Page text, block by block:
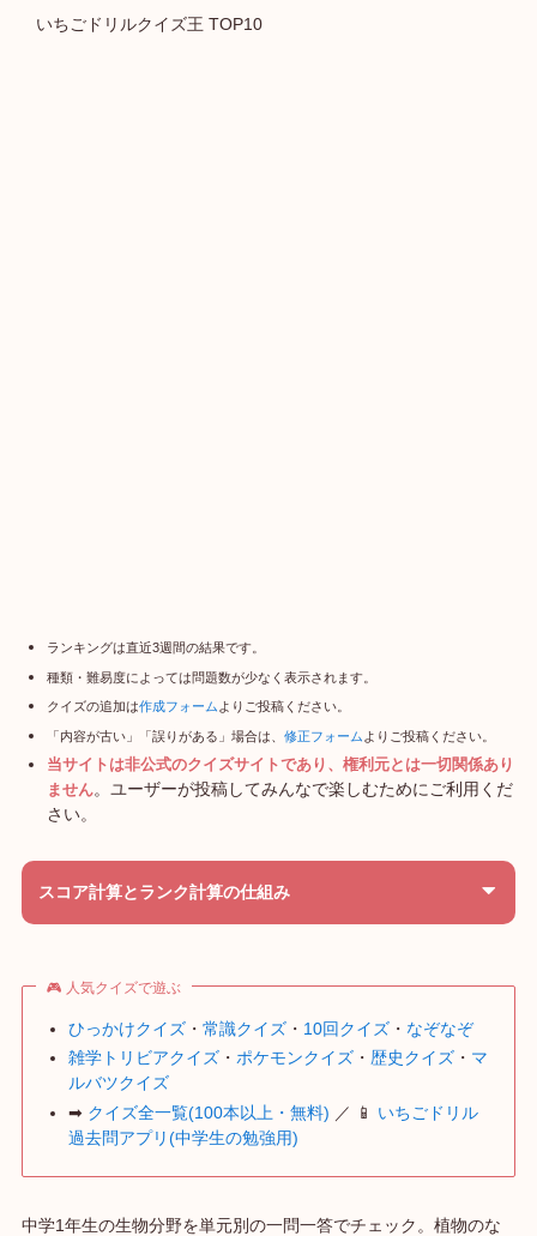
いちごドリルクイズ王 TOP10
ランキングは直近3週間の結果です。
種類・難易度によっては問題数が少なく表示されます。
クイズの追加は作成フォーム よりご投稿ください。
「内容が古い」「誤りがある」場合は、 修正フォーム よりご投稿ください。
当サイトは非公式のクイズサイトであり、権利元とは一切関係あり
ません。ユーザーが投稿してみんなで楽しむためにご利用くだ
さい。
スコア計算とランク計算の仕組み
🎮 人気クイズで遊ぶ
ひっかけクイズ ・常識クイズ ・ 10回クイズ ・ なぞなぞ
雑学トリビアクイズ ・ ポケモンクイズ ・ 歴史クイズ ・ マ
ルバツクイズ
➡ クイズ全一覧(100本以上・無料) ／ 📱 いちごドリル
過去問アプリ(中学生の勉強用)
中学1年生の生物分野を単元別の一問一答でチェック。植物のな